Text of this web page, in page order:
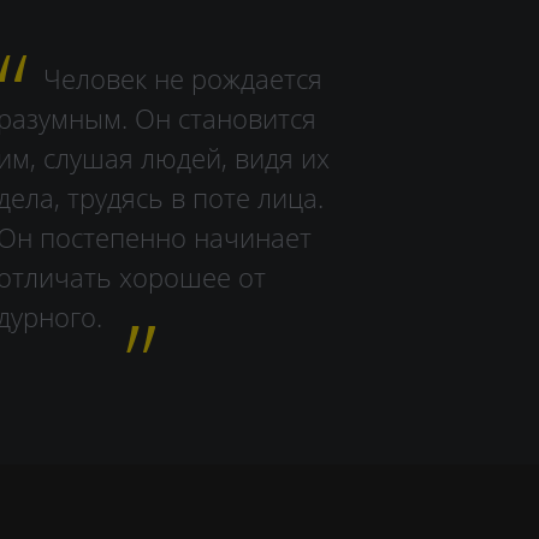
Человек не рождается
разумным. Он становится
им, слушая людей, видя их
тру­дясь в поте лица.
постепенно начинает
хорошее от